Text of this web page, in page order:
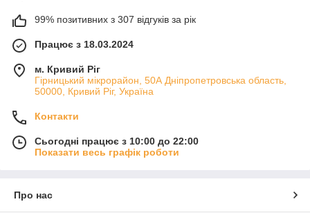
99% позитивних з 307 відгуків за рік
Працює з 18.03.2024
м. Кривий Ріг
Гірницький мікрорайон, 50А Дніпропетровська область,
50000, Кривий Ріг, Україна
Контакти
Сьогодні працює з 10:00 до 22:00
Показати весь графік роботи
Про нас